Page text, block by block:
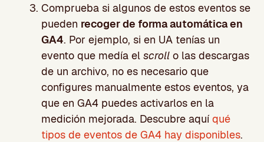
Comprueba si algunos de estos eventos se
pueden recoger de forma automática en
GA4. Por ejemplo, si en UA tenías un
evento que medía el scroll o las descargas
de un archivo, no es necesario que
configures manualmente estos eventos, ya
que en GA4 puedes activarlos en la
medición mejorada. Descubre aquí qué
tipos de eventos de GA4 hay disponibles.